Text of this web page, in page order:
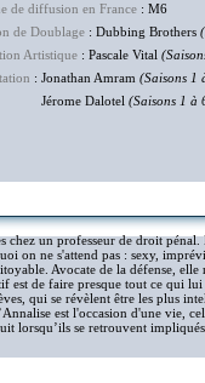
de diffusion en France : M6
de Doublage : Dubbing Brothers
Artistique : Pascale Vital
: Jonathan Amram (Saisons 1
Dalotel (Saisons 1 à
chez un professeur de droit
on ne s'attend pas : sexy,
Avocate de la défense,
est de faire presque tout ce qui
qui se révèlent être les plus
est l'occasion d'une vie,
lorsqu’ils se retrouvent